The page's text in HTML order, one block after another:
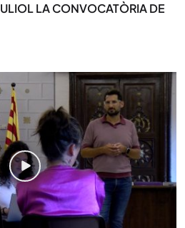
LA CONVOCATÒRIA DE